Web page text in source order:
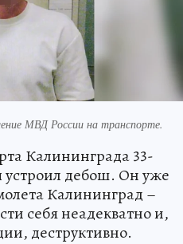
МВД России на транспорте.
Калининграда 33-
дебош. Он уже
Калининград –
себя неадекватно и,
деструктивно.